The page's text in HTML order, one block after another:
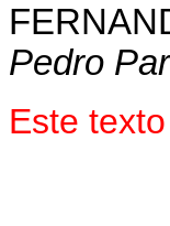
Pedro
Este